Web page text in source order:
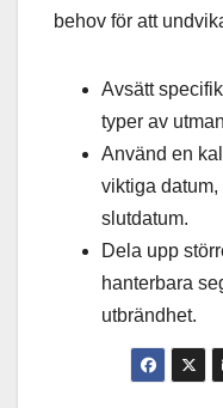
behov för att
Avsätt
typer av
Använd en
viktiga
slutdatum.
Dela upp
hanterbara
utbrändhet.